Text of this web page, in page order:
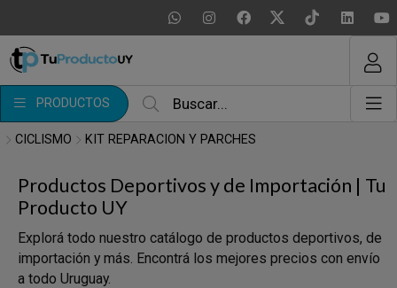
PRODUCTOS
MI COMPRA
CICLISMO KIT REPARACION Y PARCHES
Productos Deportivos y de Importación | Tu
Producto UY
Explorá todo nuestro catálogo de productos deportivos, de
importación y más. Encontrá los mejores precios con envío
a todo Uruguay.